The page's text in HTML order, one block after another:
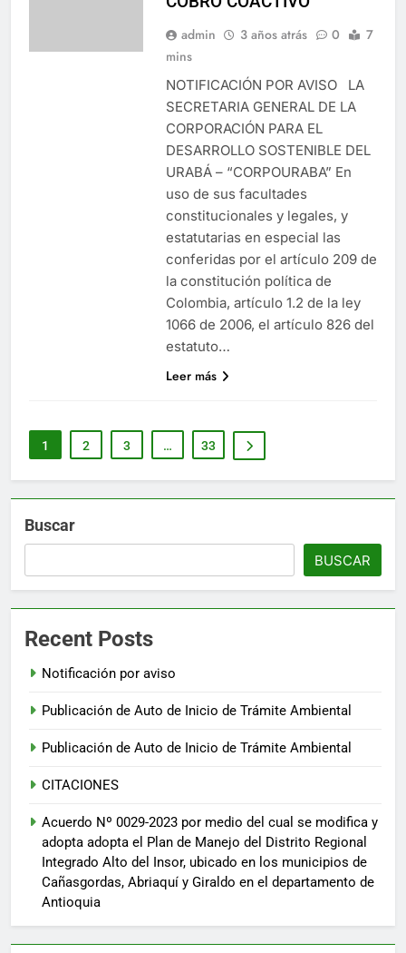
admin 3 años atrás 0
7
mins
NOTIFICACIÓN POR AVISO LA
SECRETARIA GENERAL DE LA
CORPORACIÓN PARA EL
DESARROLLO SOSTENIBLE DEL
URABÁ – “CORPOURABA” En
uso de sus facultades
constitucionales y legales, y
estatutarias en especial las
conferidas por el artículo 209 de
la constitución política de
Colombia, artículo 1.2 de la ley
1066 de 2006, el artículo 826 del
estatuto…
Leer más
1 2 3 … 33
Buscar
BUSCAR
Recent Posts
Notificación por aviso
Publicación de Auto de Inicio de Trámite Ambiental
Publicación de Auto de Inicio de Trámite Ambiental
CITACIONES
Acuerdo Nº 0029-2023 por medio del cual se modifica y
adopta adopta el Plan de Manejo del Distrito Regional
Integrado Alto del Insor, ubicado en los municipios de
Cañasgordas, Abriaquí y Giraldo en el departamento de
Antioquia